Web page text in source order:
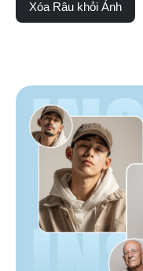
Xóa Râu khỏi Ảnh